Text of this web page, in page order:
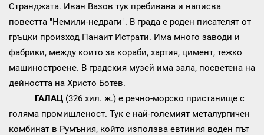
Странджата. Иван Вазов тук пребивава и написва
повестта "Немили-недраги". В града е роден писателят от
гръцки произход Панаит Истрати. Има много заводи и
фабрики, между които за кораби, хартия, цимент, тежко
машиностроене. В градския музей има зала, посветена на
дейността на Христо Ботев.
ГАЛАЦ(326 хил. ж.) е речно-морско пристанище с
голяма промишленост. Тук е най-големият металургичен
комбинат в Румъния, който използва евтиния воден път